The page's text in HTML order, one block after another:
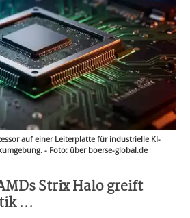
auf einer Leiterplatte für industrielle KI-
- Foto: über boerse-global.de
Strix Halo greift
...